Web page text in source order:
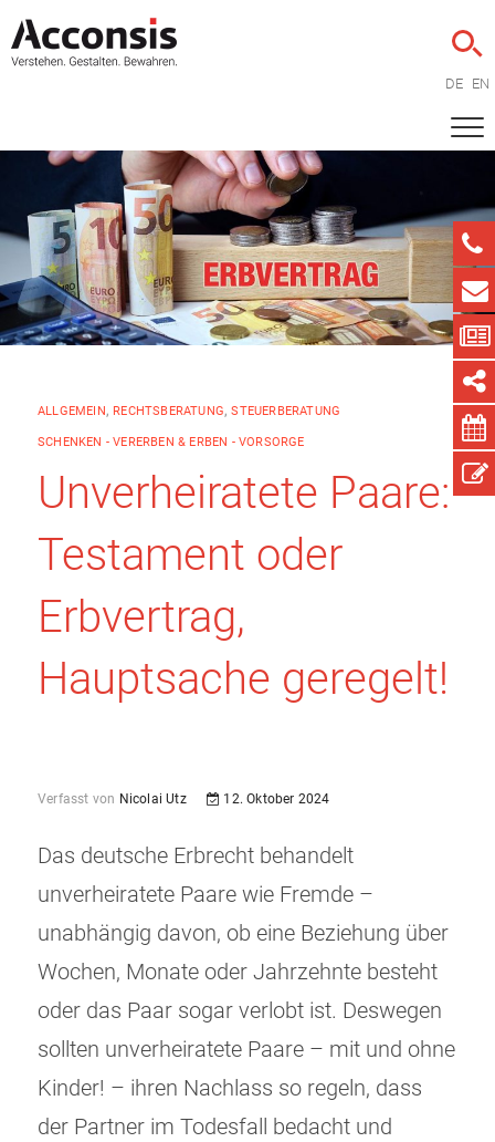
DE EN
ALLGEMEIN, RECHTSBERATUNG,STEUERBERATUNG
SCHENKEN - VERERBEN & ERBEN - VORSORGE
Unverheiratete Paare:
Testament oder
Erbvertrag,
Hauptsache geregelt!
Verfasst von Nicolai Utz 12. Oktober 2024
Das deutsche Erbrecht behandelt
unverheiratete Paare wie Fremde –
unabhängig davon, ob eine Beziehung über
Wochen, Monate oder Jahrzehnte besteht
oder das Paar sogar verlobt ist. Deswegen
sollten unverheiratete Paare – mit und ohne
Kinder! – ihren Nachlass so regeln, dass
der Partner im Todesfall bedacht und